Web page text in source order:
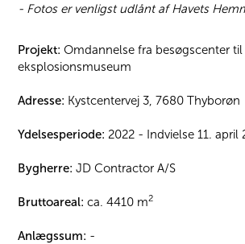
- Fotos er venligst udlånt af Havets
Projekt: Omdannelse fra besøgscenter
eksplosionsmuseum
Adresse: Kystcentervej 3, 7680 Thyborøn
Ydelsesperiode: 2022 - Indvielse 11. april
Bygherre: JD Contractor A/S
Bruttoareal: ca. 4410 m2
Anlægssum: -